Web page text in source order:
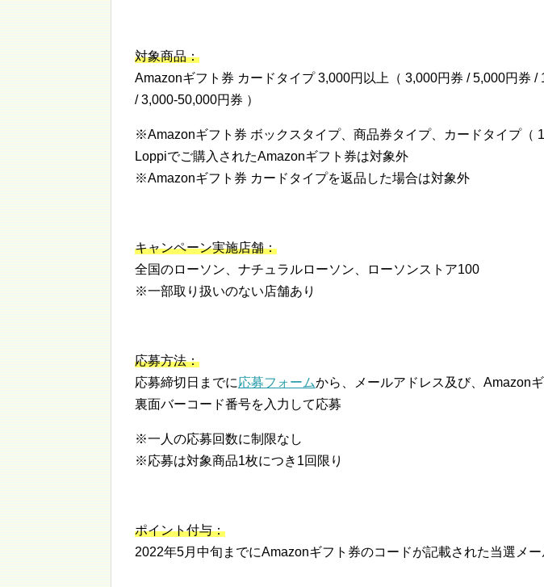
対象商品：
Amazonギフト券 カードタイプ 3,000円以上（ 3,000円券 / 5,000円券 /
/ 3,000-50,000円券 ）
※Amazonギフト券 ボックスタイプ、商品券タイプ、カードタイプ（
Loppiでご購入されたAmazonギフト券は対象外
※Amazonギフト券 カードタイプを返品した場合は対象外
キャンペーン実施店舗：
全国のローソン、ナチュラルローソン、ローソンストア100
※一部取り扱いのない店舗あり
応募方法：
応募締切日までに応募フォームから、メールアドレス及び、Amazon
裏面バーコード番号を入力して応募
※一人の応募回数に制限なし
※応募は対象商品1枚につき1回限り
ポイント付与：
2022年5月中旬までにAmazonギフト券のコードが記載された当選メ